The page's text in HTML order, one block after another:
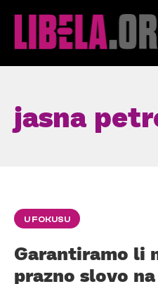
jasna
U FOKUSU
Garantiramo li
prazno slovo